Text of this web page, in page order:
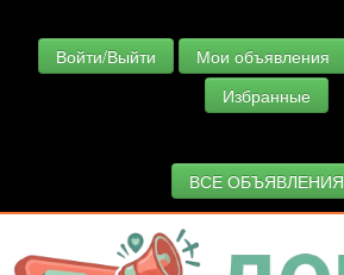
Войти/Выйти Мои объявления
Избранные
ВСЕ ОБЪЯВЛЕНИЯ